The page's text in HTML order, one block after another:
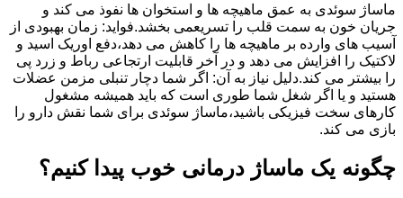
ماساژ سوئدی به عمق ماهیچه ها و استخوان ها نفوذ می کند و
جریان خون به سمت قلب را تسریعمی بخشد.فواید: زمان بهبودی از
آسیب های وارده بر ماهیچه ها را کاهش می دهد،دفع اوریک اسید و
لاکتیک را افزایش می دهد و در آخر قابلیت ارتجاعی رباط و زرد پی
را بیشتر می کند.دلیل نیاز به آن: اگر شما دچار تنبلی مزمن عضلات
هستید و یا اگر شغل شما طوری است که باید همیشه مشغول
کارهای سخت فیزیکی باشید،ماساژ سوئدی برای شما نقش دارو را
بازی می کند.
چگونه یک ماساژ درمانی خوب پیدا کنیم؟